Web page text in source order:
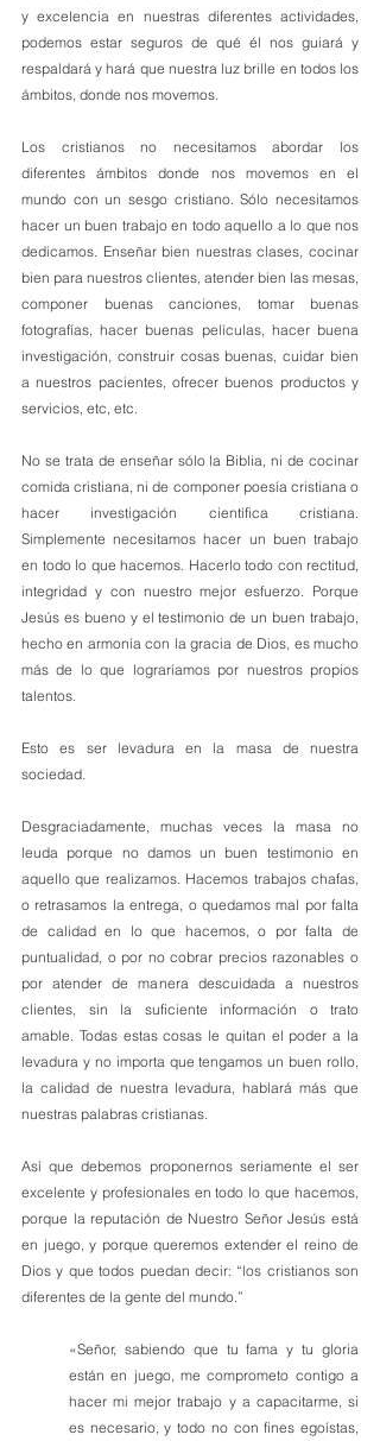
y excelencia en nuestras diferentes actividades,
podemos estar seguros de qué él nos guiará y
respaldará y hará que nuestra luz brille en todos los
ámbitos, donde nos movemos.
Los cristianos no necesitamos abordar los
diferentes ámbitos donde nos movemos en el
mundo con un sesgo cristiano. Sólo necesitamos
hacer un buen trabajo en todo aquello a lo que nos
dedicamos. Enseñar bien nuestras clases, cocinar
bien para nuestros clientes, atender bien las mesas,
componer buenas canciones, tomar buenas
fotografías, hacer buenas películas, hacer buena
investigación, construir cosas buenas, cuidar bien
a nuestros pacientes, ofrecer buenos productos y
servicios, etc, etc.
No se trata de enseñar sólo la Biblia, ni de cocinar
comida cristiana, ni de componer poesía cristiana o
hacer investigación científica cristiana.
Simplemente necesitamos hacer un buen trabajo
en todo lo que hacemos. Hacerlo todo con rectitud,
integridad y con nuestro mejor esfuerzo. Porque
Jesús es bueno y el testimonio de un buen trabajo,
hecho en armonía con la gracia de Dios, es mucho
más de lo que lograríamos por nuestros propios
talentos.
Esto es ser levadura en la masa de nuestra
sociedad.
Desgraciadamente, muchas veces la masa no
leuda porque no damos un buen testimonio en
aquello que realizamos. Hacemos trabajos chafas,
o retrasamos la entrega, o quedamos mal por falta
de calidad en lo que hacemos, o por falta de
puntualidad, o por no cobrar precios razonables o
por atender de manera descuidada a nuestros
clientes, sin la suficiente información o trato
amable. Todas estas cosas le quitan el poder a la
levadura y no importa que tengamos un buen rollo,
la calidad de nuestra levadura, hablará más que
nuestras palabras cristianas.
Así que debemos proponernos seriamente el ser
excelente y profesionales en todo lo que hacemos,
porque la reputación de Nuestro Señor Jesús está
en juego, y porque queremos extender el reino de
Dios y que todos puedan decir: “los cristianos son
diferentes de la gente del mundo.”
«Señor, sabiendo que tu fama y tu gloria
están en juego, me comprometo contigo a
hacer mi mejor trabajo y a capacitarme, si
es necesario, y todo no con fines egoístas,